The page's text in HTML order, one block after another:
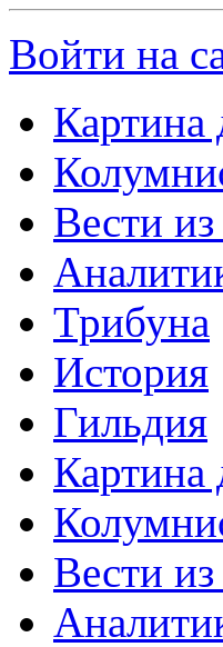
Войти на
Картина
Вести из
Трибуна
История
Гильдия
Картина
Вести из